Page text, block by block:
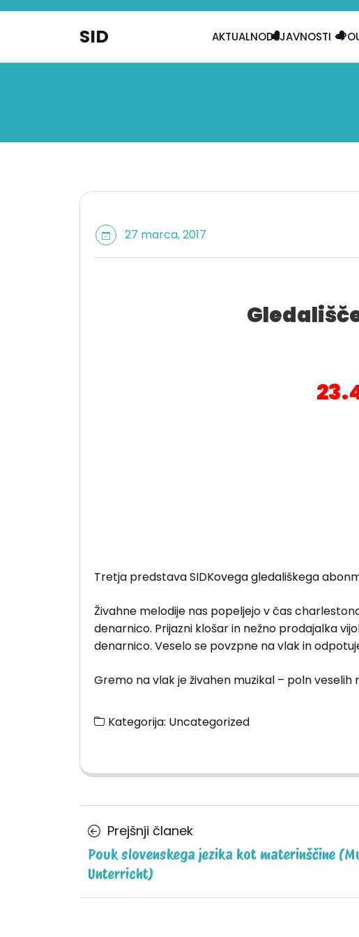
skip
SID AKTUALNODEJAVNOSTI
27 marca, 2017
Tretja predstava SIDKovega gledališkega
Živahne melodije nas popeljejo v čas
denarnico. Prijazni klošar in nežno prodajalka
denarnico. Veselo se povzpne na vlak in
Gremo na vlak je živahen muzikal – poln
Kategorija: Uncategorized
Posts
navigation
Prejšnji članekPrejšnji
članek
Pouk slovenskega jezika kot materinščine
Unterricht)